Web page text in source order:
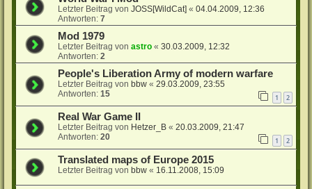
Letzter Beitrag vonJOSS[WildCat] «04.04.2009, 12:36
Antworten:7
Mod 1979
Letzter Beitrag vonastro «30.03.2009, 12:32
Antworten:2
People's Liberation Army of modern warfare
Letzter Beitrag von bbw «29.03.2009, 23:55
Antworten:15 1 2
Real War Game II
Letzter Beitrag von Hetzer_B «20.03.2009, 21:47
Antworten:20 1 2
Translated maps of Europe 2015
Letzter Beitrag vonbbw « 16.11.2008, 15:09